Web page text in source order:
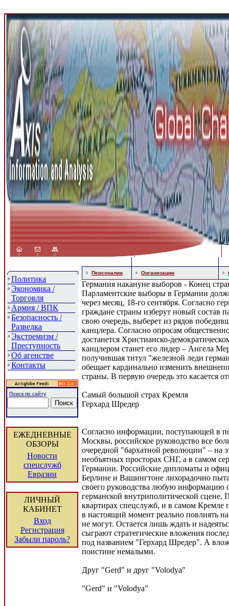
Политика
Экономика /
Торговля
Армия / ВПК
Безопасность /
Разведка
Экстремизм /
Преступность
Об агенстве
Контакты
Поиск по сайту
ЕЖЕДНЕВНЫЕ
ОБЗОРЫ
Новости
спецслужб
Евразии
ЛИЧНЫЙ
КАБИНЕТ
Вход
Регистрация
Забыли пароль?
Персоналии Организации
Германия накануне выборов - Конец
Парламентские выборы в Германии
через месяц, 18-го сентября. Согласно
граждане страны изберут новый состав
свою очередь, выберет из рядов
канцлера. Согласно опросам
достанется Христианско-
канцлером станет его лидер – Ангела
получившая титул "железной леди
обещает кардинально изменить
страны. В первую очередь это касается
Самый большой страх Кремля
Герхард Шредер
Согласно информации, поступающей в
Москвы, российское руководство все
очередной "бархатной революции" – на
необъятных просторах СНГ, а в самом
Германии. Российские дипломаты и
Берлине и Вашингтоне лихорадочно
своего руководства любую информацию
германской внутриполитической сцене.
квартирах спецслужб, и в самом Кремле
в настоящий момент реально повлиять
не могут. Остается лишь ждать и
сыграют стратегические вложения
под названием "Герхард Шредер". А
поистине немалыми.
Друг "Gerd" и друг "Volodya"
"Gerd" и "Volodya"